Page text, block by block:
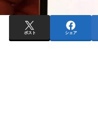
ポスト シェア